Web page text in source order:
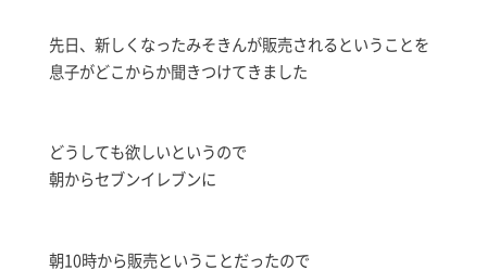
先日、新しくなったみそきんが販売されるということを
息子がどこからか聞きつけてきました
どうしても欲しいというので
朝からセブンイレブンに
朝10時から販売ということだったので